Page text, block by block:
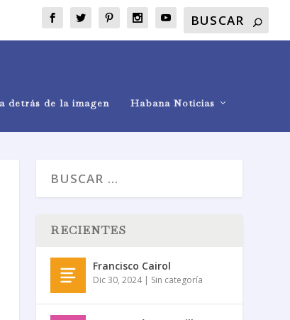
detrás de la imagen Habana Noticias
RECIENTES
Francisco Cairol
Dic 30, 2024| Sin categoría